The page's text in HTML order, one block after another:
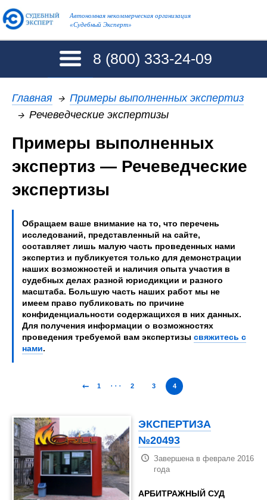
Автономная некоммерческая организация
«Судебный Эксперт»
8 (800) 333-24-09
Главная → Примеры выполненных экспертиз
→ Речеведческие экспертизы
Примеры выполненных
экспертиз — Речеведческие
экспертизы
Обращаем ваше внимание на то, что перечень
исследований, представленный на сайте,
составляет лишь малую часть проведенных нами
экспертиз и публикуется только для демонстрации
наших возможностей и наличия опыта участия в
судебных делах разной юрисдикции и разного
масштаба. Большую часть наших работ мы не
имеем право публиковать по причине
конфиденциальности содержащихся в них данных.
Для получения информации о возможностях
проведения требуемой вам экспертизы свяжитесь с
нами.
← 1 ... 2 3 4
ЭКСПЕРТИЗА
№20493
Завершена в феврале 2016
года
АРБИТРАЖНЫЙ СУД